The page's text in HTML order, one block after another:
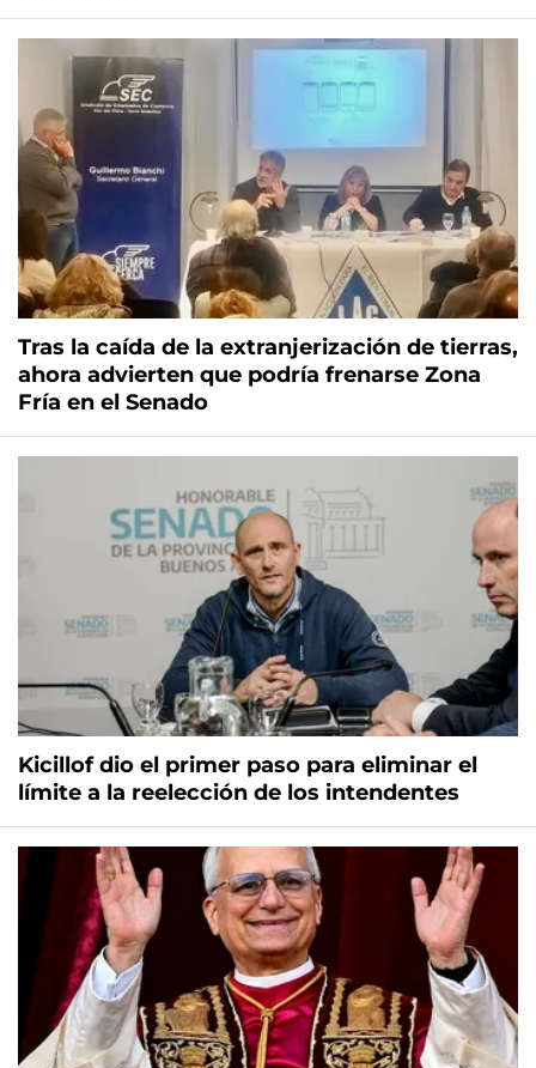
Tras la caída de la extranjerización de tierras,
ahora advierten que podría frenarse Zona
Fría en el Senado
Kicillof dio el primer paso para eliminar el
límite a la reelección de los intendentes